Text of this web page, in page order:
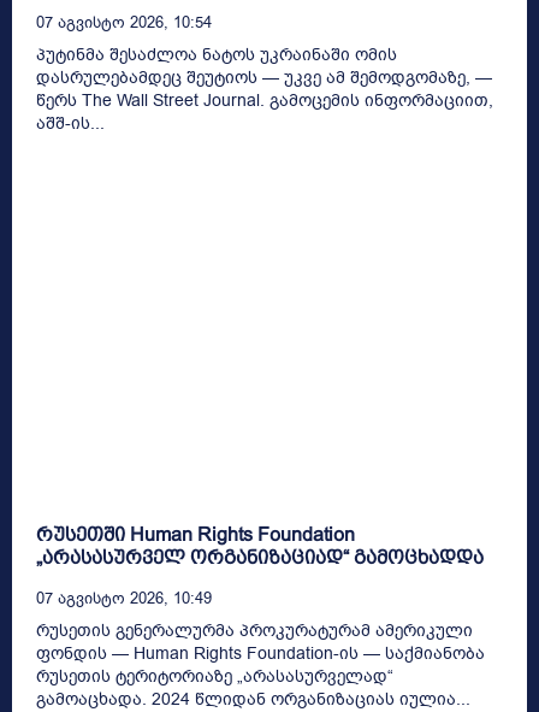
07 Აგვისტო 2026, 10:54
პუტინმა შესაძლოა ნატოს უკრაინაში ომის
დასრულებამდეც შეუტიოს — უკვე ამ შემოდგომაზე, —
წერს The Wall Street Journal. გამოცემის ინფორმაციით,
აშშ-ის...
რუსეთში Human Rights Foundation
„არასასურველ ორგანიზაციად“ გამოცხადდა
07 Აგვისტო 2026, 10:49
რუსეთის გენერალურმა პროკურატურამ ამერიკული
ფონდის — Human Rights Foundation-ის — საქმიანობა
რუსეთის ტერიტორიაზე „არასასურველად“
გამოაცხადა. 2024 წლიდან ორგანიზაციას იულია...